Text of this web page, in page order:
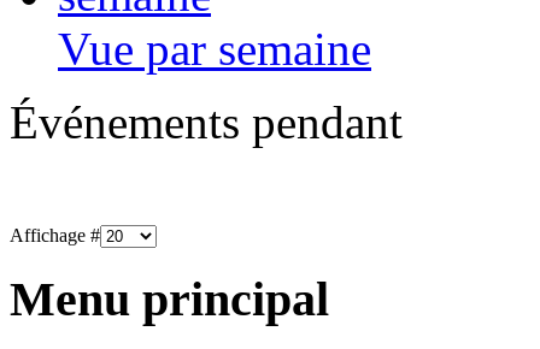
Vue par semaine
Événements pendant
Affichage #
Menu principal